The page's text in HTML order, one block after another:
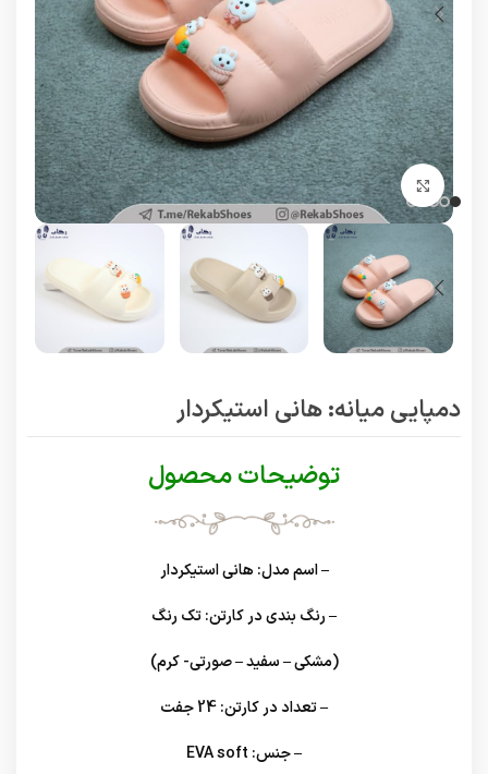
برای بزرگنمایی کلیک کنید
دمپایی میانه: هانی استیکردار
توضیحات محصول
– اسم مدل: هانی استیکردار
– رنگ بندی در کارتن:تک رنگ
(مشکی – سفید – صورتی- کرم)
– تعداد در کارتن:24 جفت
– جنس: